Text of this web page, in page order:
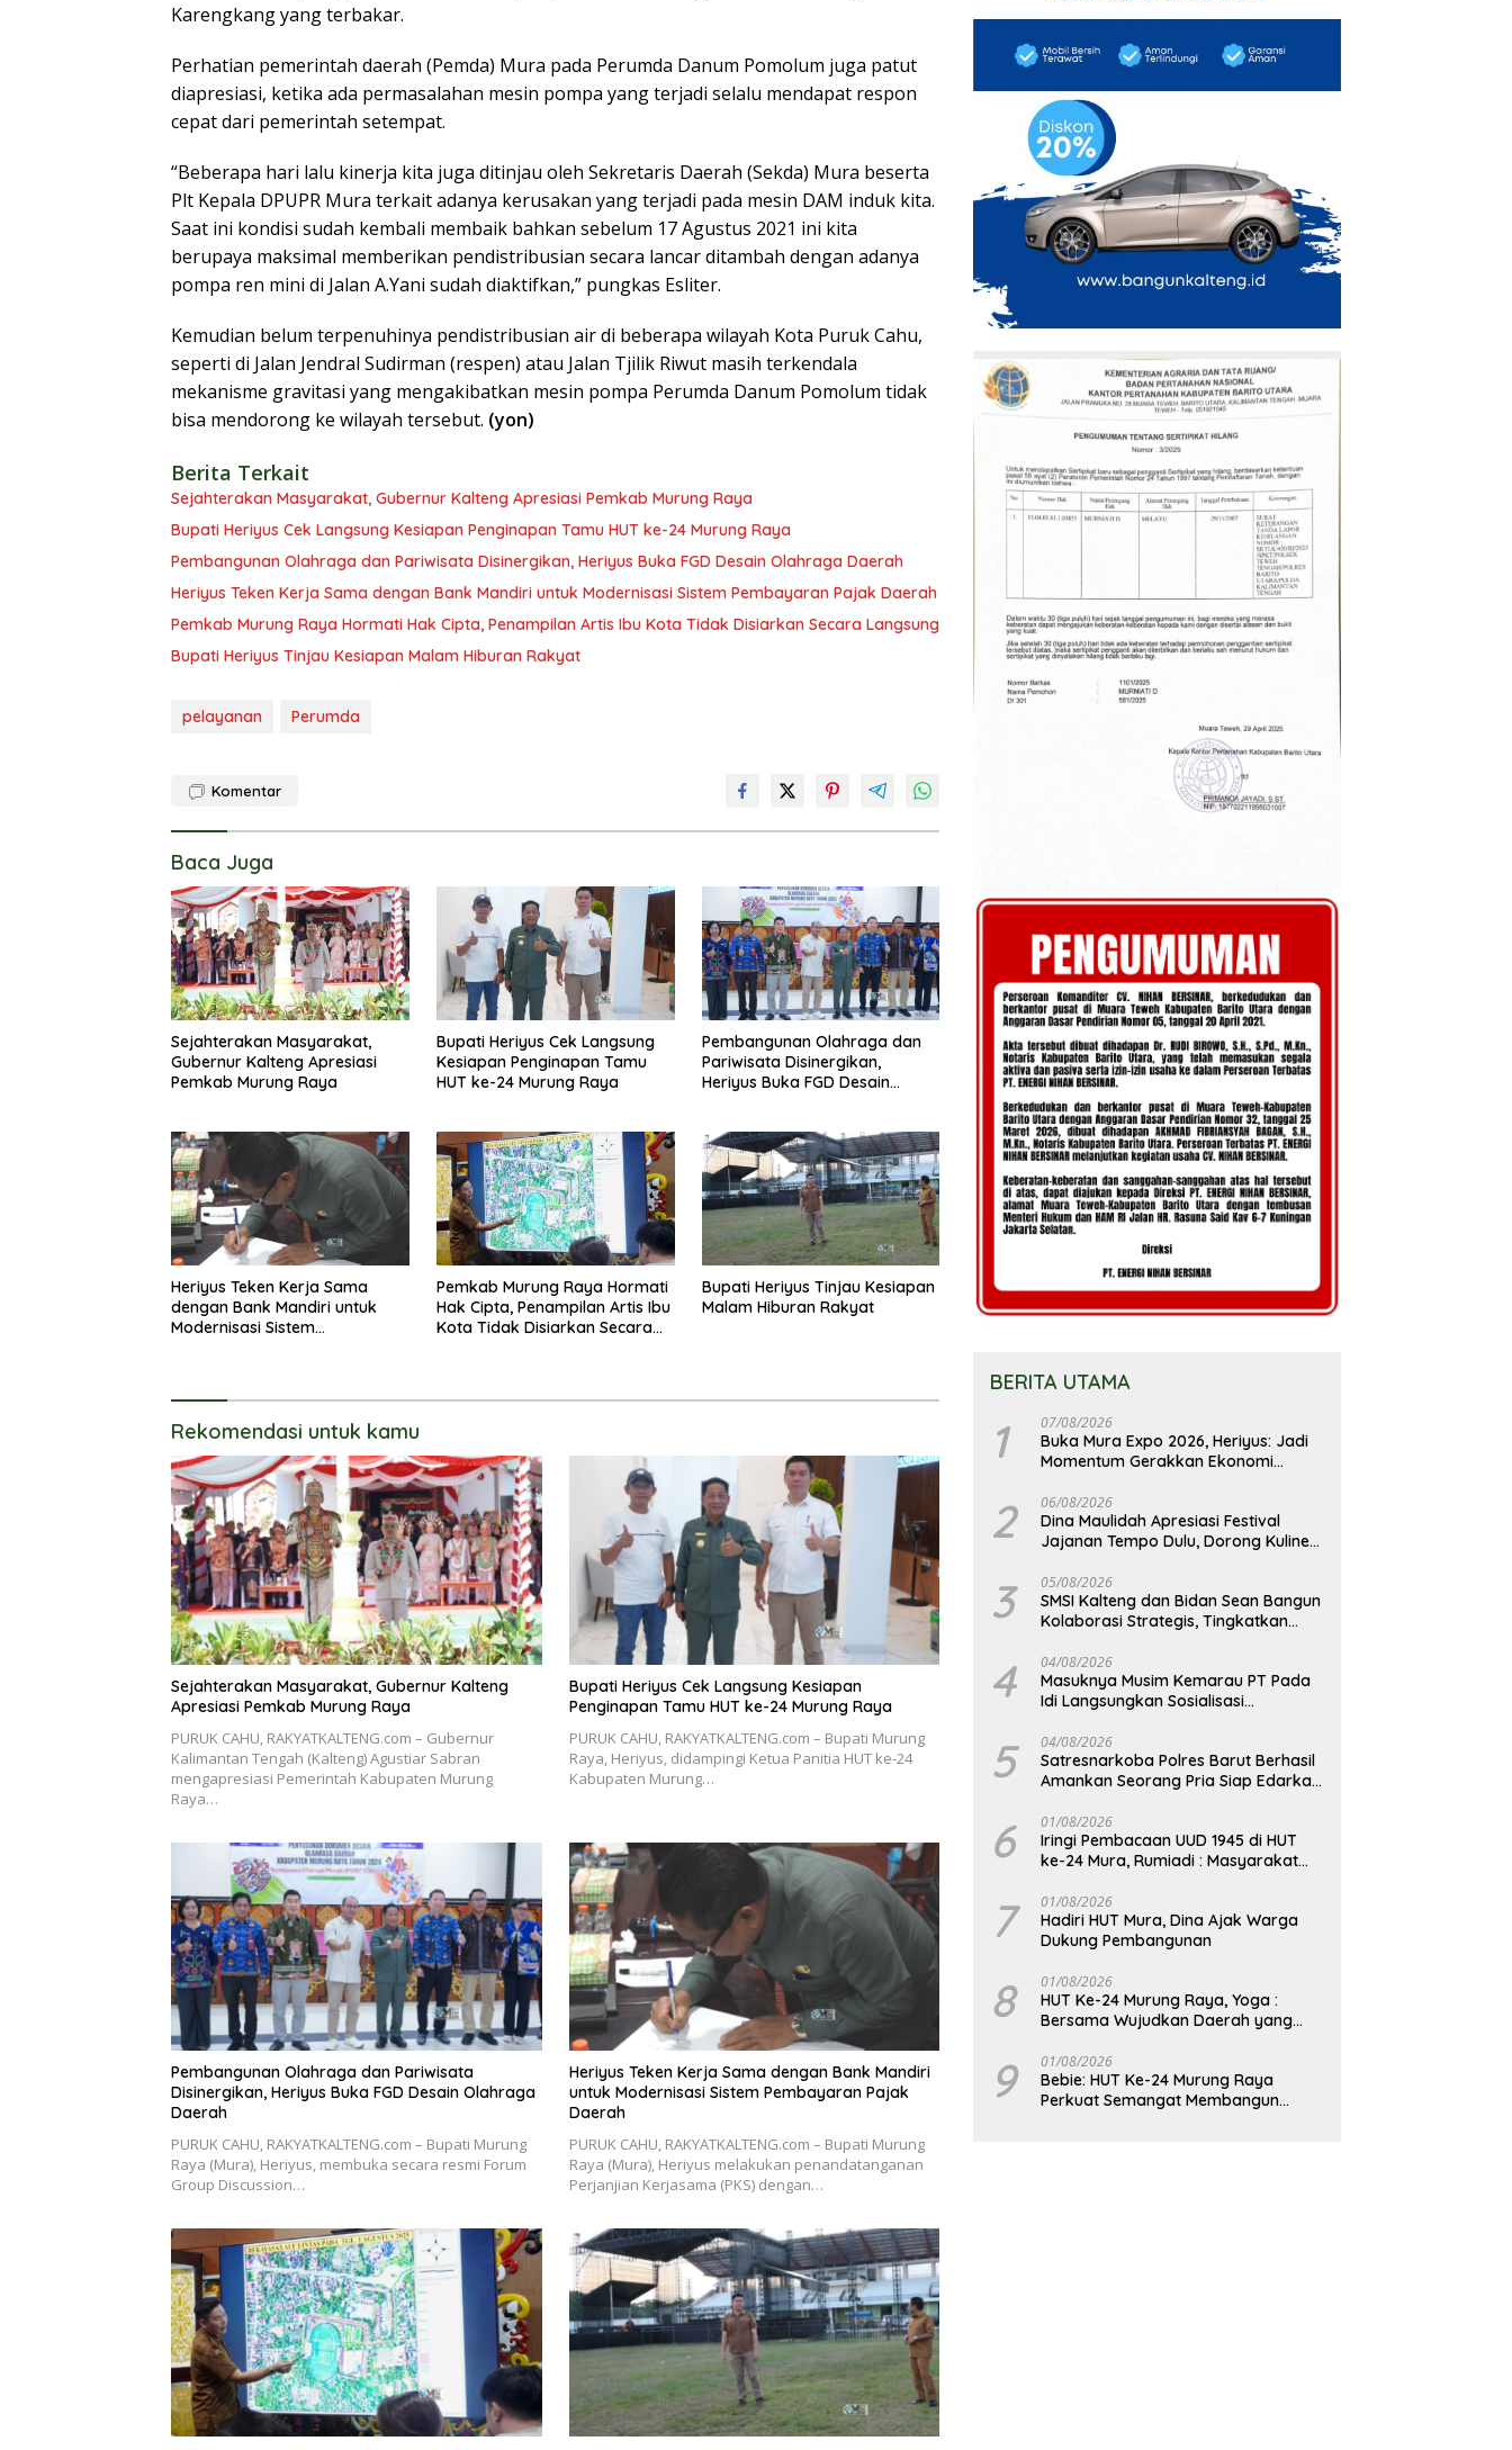
Karengkang yang terbakar.
Perhatian pemerintah daerah (Pemda) Mura pada Perumda Danum Pomolum juga patut
diapresiasi, ketika ada permasalahan mesin pompa yang terjadi selalu mendapat respon
cepat dari pemerintah setempat.
“Beberapa hari lalu kinerja kita juga ditinjau oleh Sekretaris Daerah (Sekda) Mura beserta
Plt Kepala DPUPR Mura terkait adanya kerusakan yang terjadi pada mesin DAM induk kita.
Saat ini kondisi sudah kembali membaik bahkan sebelum 17 Agustus 2021 ini kita
berupaya maksimal memberikan pendistribusian secara lancar ditambah dengan adanya
pompa ren mini di Jalan A.Yani sudah diaktifkan,” pungkas Esliter.
Kemudian belum terpenuhinya pendistribusian air di beberapa wilayah Kota Puruk Cahu,
seperti di Jalan Jendral Sudirman (respen) atau Jalan Tjilik Riwut masih terkendala
mekanisme gravitasi yang mengakibatkan mesin pompa Perumda Danum Pomolum tidak
bisa mendorong ke wilayah tersebut. (yon)
Berita Terkait
Sejahterakan Masyarakat, Gubernur Kalteng Apresiasi Pemkab Murung Raya
Bupati Heriyus Cek Langsung Kesiapan Penginapan Tamu HUT ke-24 Murung Raya
Pembangunan Olahraga dan Pariwisata Disinergikan, Heriyus Buka FGD Desain Olahraga Daerah
Heriyus Teken Kerja Sama dengan Bank Mandiri untuk Modernisasi Sistem Pembayaran Pajak Daerah
Pemkab Murung Raya Hormati Hak Cipta, Penampilan Artis Ibu Kota Tidak Disiarkan Secara Langsung
Bupati Heriyus Tinjau Kesiapan Malam Hiburan Rakyat
pelayanan Perumda
Komentar
Baca Juga
Sejahterakan Masyarakat,
Gubernur Kalteng Apresiasi
Pemkab Murung Raya
Bupati Heriyus Cek Langsung
Kesiapan Penginapan Tamu
HUT ke-24 Murung Raya
Pembangunan Olahraga dan
Pariwisata Disinergikan,
Heriyus Buka FGD Desain
Heriyus Teken Kerja Sama
dengan Bank Mandiri untuk
Modernisasi Sistem
Pemkab Murung Raya Hormati
Hak Cipta, Penampilan Artis Ibu
Kota Tidak Disiarkan Secara
Bupati Heriyus Tinjau Kesiapan
Malam Hiburan Rakyat
Rekomendasi untuk kamu
Sejahterakan Masyarakat, Gubernur Kalteng
Apresiasi Pemkab Murung Raya
PURUK CAHU, RAKYATKALTENG.com – Gubernur
Kalimantan Tengah (Kalteng) Agustiar Sabran
mengapresiasi Pemerintah Kabupaten Murung
Raya…
Bupati Heriyus Cek Langsung Kesiapan
Penginapan Tamu HUT ke-24 Murung Raya
PURUK CAHU, RAKYATKALTENG.com – Bupati Murung
Raya, Heriyus, didampingi Ketua Panitia HUT ke-24
Kabupaten Murung…
Pembangunan Olahraga dan Pariwisata
Disinergikan, Heriyus Buka FGD Desain Olahraga
Daerah
PURUK CAHU, RAKYATKALTENG.com – Bupati Murung
Raya (Mura), Heriyus, membuka secara resmi Forum
Group Discussion…
Heriyus Teken Kerja Sama dengan Bank Mandiri
untuk Modernisasi Sistem Pembayaran Pajak
Daerah
PURUK CAHU, RAKYATKALTENG.com – Bupati Murung
Raya (Mura), Heriyus melakukan penandatanganan
Perjanjian Kerjasama (PKS) dengan…
BERITA UTAMA
1 07/08/2026
Buka Mura Expo 2026, Heriyus: Jadi
Momentum Gerakkan Ekonomi
2 06/08/2026
Dina Maulidah Apresiasi Festival
Jajanan Tempo Dulu, Dorong Kuliner
3 05/08/2026
SMSI Kalteng dan Bidan Sean Bangun
Kolaborasi Strategis, Tingkatkan
4 04/08/2026
Masuknya Musim Kemarau PT Pada
Idi Langsungkan Sosialisasi
5 04/08/2026
Satresnarkoba Polres Barut Berhasil
Amankan Seorang Pria Siap Edarkan
Gram
6 01/08/2026
Iringi Pembacaan UUD 1945 di HUT
ke-24 Mura, Rumiadi : Masyarakat
yang Lebih Besar
7 01/08/2026
Hadiri HUT Mura, Dina Ajak Warga
Dukung Pembangunan
8 01/08/2026
HUT Ke-24 Murung Raya, Yoga :
Bersama Wujudkan Daerah yang
9 01/08/2026
Bebie: HUT Ke-24 Murung Raya
Perkuat Semangat Membangun